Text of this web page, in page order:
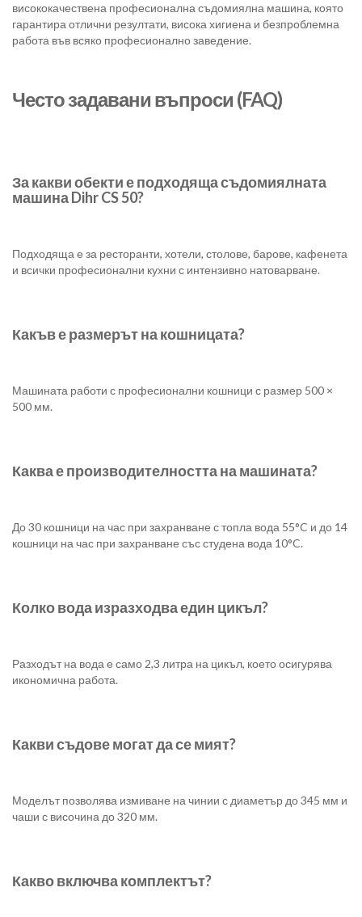
висококачествена професионална съдомиялна машина, която
гарантира отлични резултати, висока хигиена и безпроблемна
работа във всяко професионално заведение.
Често задавани въпроси (FAQ)
За какви обекти е подходяща съдомиялната
машина Dihr CS 50?
Подходяща е за ресторанти, хотели, столове, барове, кафенета
и всички професионални кухни с интензивно натоварване.
Какъв е размерът на кошницата?
Машината работи с професионални кошници с размер 500 ×
500 мм.
Каква е производителността на машината?
До 30 кошници на час при захранване с топла вода 55°C и до 14
кошници на час при захранване със студена вода 10°C.
Колко вода изразходва един цикъл?
Разходът на вода е само 2,3 литра на цикъл, което осигурява
икономична работа.
Какви съдове могат да се мият?
Моделът позволява измиване на чинии с диаметър до 345 мм и
чаши с височина до 320 мм.
Какво включва комплектът?